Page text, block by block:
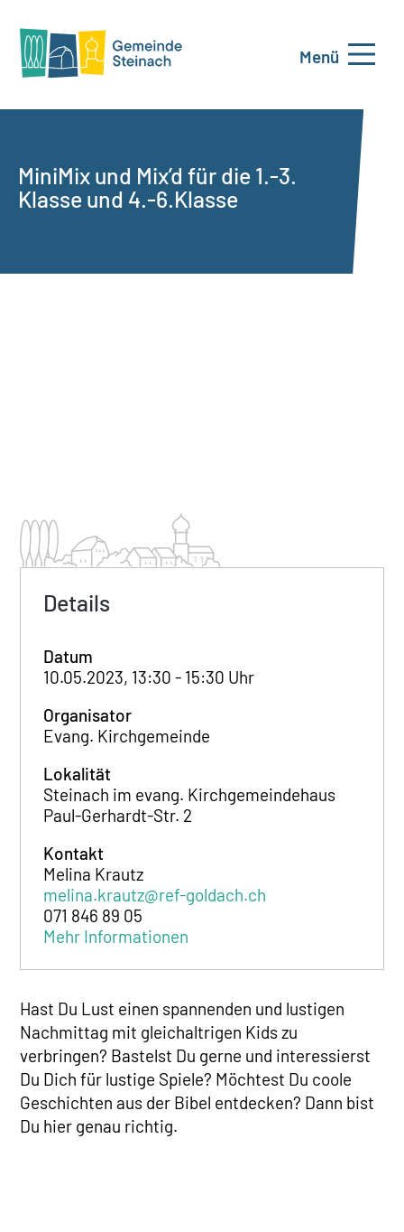
Menü
MiniMix und Mix’d für die 1.-3.
Klasse und 4.-6.Klasse
Details
Datum
10.05.2023, 13:30 - 15:30 Uhr
Organisator
Evang. Kirchgemeinde
Lokalität
Steinach im evang. Kirchgemeindehaus
Paul-Gerhardt-Str. 2
Kontakt
Melina Krautz
melina.krautz@ref-goldach.ch
071 846 89 05
Mehr Informationen
Hast Du Lust einen spannenden und lustigen
Nachmittag mit gleichaltrigen Kids zu
verbringen? Bastelst Du gerne und interessierst
Du Dich für lustige Spiele? Möchtest Du coole
Geschichten aus der Bibel entdecken? Dann bist
Du hier genau richtig.